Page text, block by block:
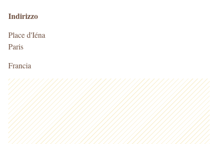
Indirizzo
Place d'Iéna
Paris
Francia